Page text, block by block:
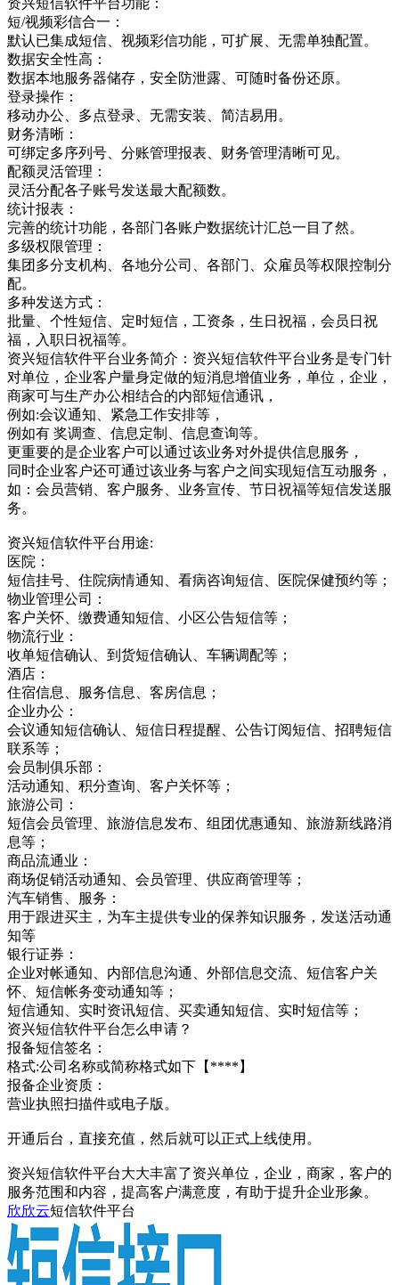
短/视频彩信合一：
默认已集成短信、视频彩信功能，可扩展、无需单独配置。
数据安全性高：
数据本地服务器储存，安全防泄露、可随时备份还原。
登录操作：
移动办公、多点登录、无需安装、简洁易用。
财务清晰：
可绑定多序列号、分账管理报表、财务管理清晰可见。
配额灵活管理：
灵活分配各子账号发送最大配额数。
统计报表：
完善的统计功能，各部门各账户数据统计汇总一目了然。
多级权限管理：
集团多分支机构、各地分公司、各部门、众雇员等权限控制分
配。
多种发送方式：
批量、个性短信、定时短信，工资条，生日祝福，会员日祝
福，入职日祝福等。
资兴短信软件平台业务简介：资兴短信软件平台业务是专门针
对单位，企业客户量身定做的短消息增值业务，单位，企业，
商家可与生产办公相结合的内部短信通讯，
例如:会议通知、紧急工作安排等，
例如有 奖调查、信息定制、信息查询等。
更重要的是企业客户可以通过该业务对外提供信息服务，
同时企业客户还可通过该业务与客户之间实现短信互动服务，
如：会员营销、客户服务、业务宣传、节日祝福等短信发送服
务。
资兴短信软件平台用途:
医院：
短信挂号、住院病情通知、看病咨询短信、医院保健预约等；
物业管理公司：
客户关怀、缴费通知短信、小区公告短信等；
物流行业：
收单短信确认、到货短信确认、车辆调配等；
酒店：
住宿信息、服务信息、客房信息；
企业办公：
会议通知短信确认、短信日程提醒、公告订阅短信、招聘短信
联系等；
会员制俱乐部：
活动通知、积分查询、客户关怀等；
旅游公司：
短信会员管理、旅游信息发布、组团优惠通知、旅游新线路消
息等；
商品流通业：
商场促销活动通知、会员管理、供应商管理等；
汽车销售、服务：
用于跟进买主，为车主提供专业的保养知识服务，发送活动通
知等
银行证券：
企业对帐通知、内部信息沟通、外部信息交流、短信客户关
怀、短信帐务变动通知等；
短信通知、实时资讯短信、买卖通知短信、实时短信等；
资兴短信软件平台怎么申请？
报备短信签名：
格式:公司名称或简称格式如下【****】
报备企业资质：
营业执照扫描件或电子版。
开通后台，直接充值，然后就可以正式上线使用。
资兴短信软件平台大大丰富了资兴单位，企业，商家，客户的
服务范围和内容，提高客户满意度，有助于提升企业形象。
欣欣云短信软件平台